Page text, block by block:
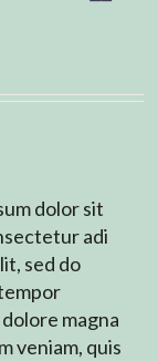
dolor sit
adi
sed do
magna
veniam, quis